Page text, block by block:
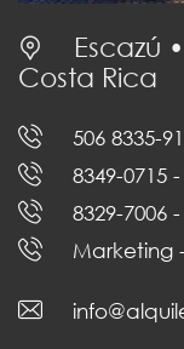
Escazú
Costa Rica
506 8335-
8349-0715
8329-7006
Marketing